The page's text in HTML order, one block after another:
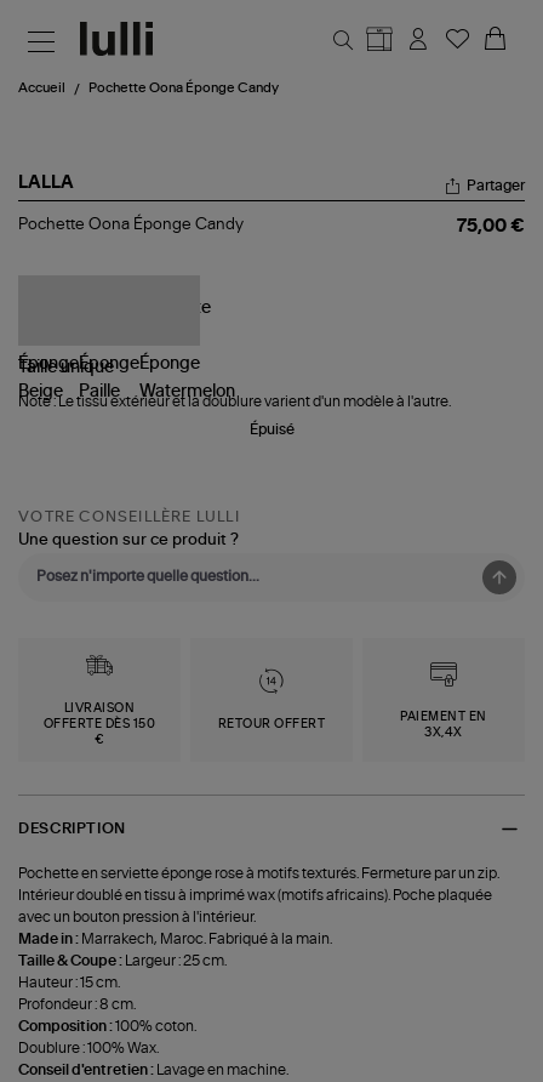
Accueil Pochette Oona Éponge Candy
LALLA
Pochette
Partager
Pochette Oona Éponge Candy 75,00 €
Tailleunique
Note : Le tissu extérieur et la doublure varient d'un modèle à l'autre.
Épuisé
VOTRE CONSEILLÈRE LULLI
Une question sur ce produit ?
LIVRAISON
OFFERTE DÈS 150
€
RETOUR OFFERT
PAIEMENT EN
3X,4X
DESCRIPTION
Pochette en serviette éponge rose à motifs texturés. Fermeture par un zip.
Intérieur doublé en tissu à imprimé wax (motifs africains). Poche plaquée
avec un bouton pression à l'intérieur.
Made in : Marrakech, Maroc. Fabriqué à la main.
Taille & Coupe :
Largeur : 25 cm.
Hauteur : 15 cm.
Profondeur : 8 cm.
Composition :100% coton.
Doublure : 100% Wax.
Conseil d'entretien :
Lavage en machine.